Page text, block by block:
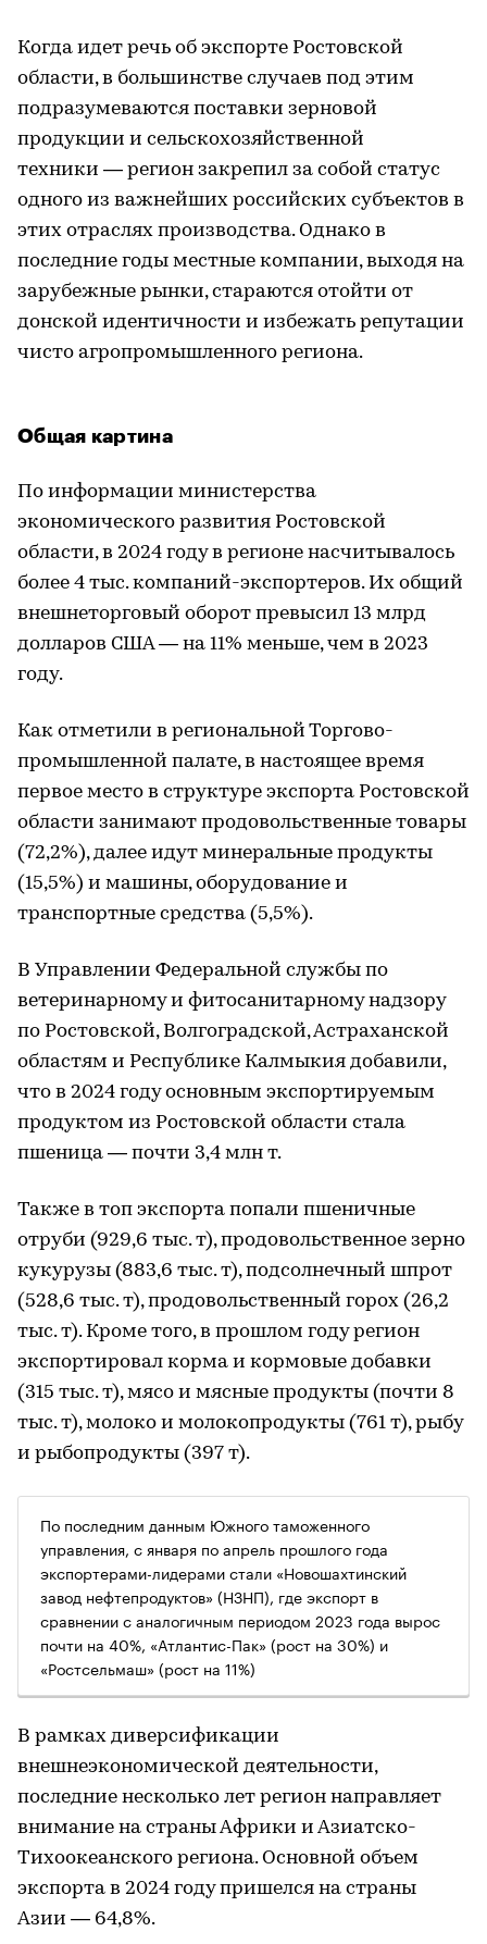
Когда идет речь об экспорте Ростовской
области, в большинстве случаев под этим
подразумеваются поставки зерновой
продукции и сельскохозяйственной
техники — регион закрепил за собой статус
одного из важнейших российских субъектов в
этих отраслях производства. Однако в
последние годы местные компании, выходя на
зарубежные рынки, стараются отойти от
донской идентичности и избежать репутации
чисто агропромышленного региона.
Общая картина
По информации министерства
экономического развития Ростовской
области, в 2024 году в регионе насчитывалось
более 4 тыс. компаний-экспортеров. Их общий
внешнеторговый оборот превысил 13 млрд
долларов США — на 11% меньше, чем в 2023
году.
Как отметили в региональной Торгово-
промышленной палате, в настоящее время
первое место в структуре экспорта Ростовской
области занимают продовольственные товары
(72,2%), далее идут минеральные продукты
(15,5%) и машины, оборудование и
транспортные средства (5,5%).
В Управлении Федеральной службы по
ветеринарному и фитосанитарному надзору
по Ростовской, Волгоградской, Астраханской
областям и Республике Калмыкия добавили,
что в 2024 году основным экспортируемым
продуктом из Ростовской области стала
пшеница — почти 3,4 млн т.
Также в топ экспорта попали пшеничные
отруби (929,6 тыс. т), продовольственное зерно
кукурузы (883,6 тыс. т), подсолнечный шпрот
(528,6 тыс. т), продовольственный горох (26,2
тыс. т). Кроме того, в прошлом году регион
экспортировал корма и кормовые добавки
(315 тыс. т), мясо и мясные продукты (почти 8
тыс. т), молоко и молокопродукты (761 т), рыбу
и рыбопродукты (397 т).
По последним данным Южного таможенного
управления, с января по апрель прошлого года
экспортерами-лидерами стали «Новошахтинский
завод нефтепродуктов» (НЗНП), где экспорт в
сравнении с аналогичным периодом 2023 года вырос
почти на 40%, «Атлантис-Пак» (рост на 30%) и
«Ростсельмаш» (рост на 11%)
В рамках диверсификации
внешнеэкономической деятельности,
последние несколько лет регион направляет
внимание на страны Африки и Азиатско-
Тихоокеанского региона. Основной объем
экспорта в 2024 году пришелся на страны
Азии — 64,8%.